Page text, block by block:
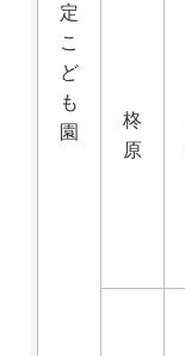
定
こ
ど
も
園
柊
原